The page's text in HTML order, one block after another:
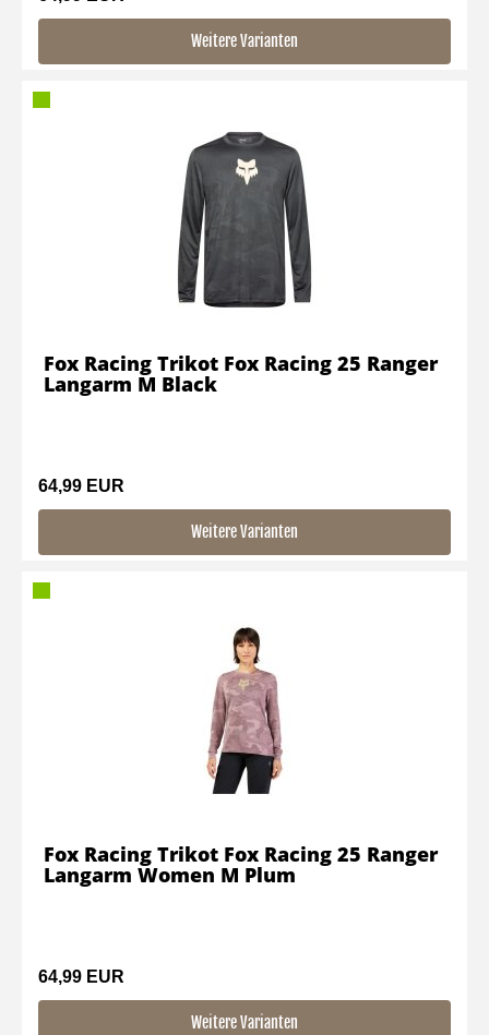
Weitere Varianten
64,99 EUR
Weitere Varianten
Fox Racing Trikot Fox Racing 25 Ranger
Langarm M Black
64,99 EUR
Weitere Varianten
Fox Racing Trikot Fox Racing 25 Ranger
Langarm Women M Plum